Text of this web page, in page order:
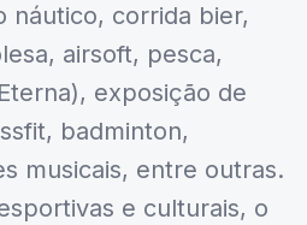
náutico, corrida bier,
airsoft, pesca,
exposição de
badminton,
musicais, entre outras.
e culturais, o